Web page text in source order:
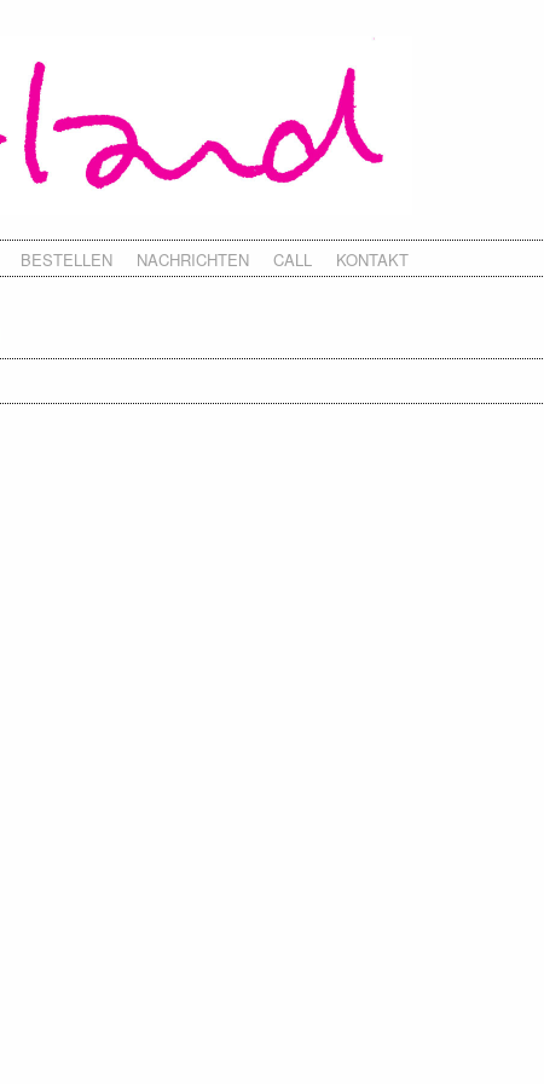
BESTELLEN NACHRICHTEN CALL KONTAKT